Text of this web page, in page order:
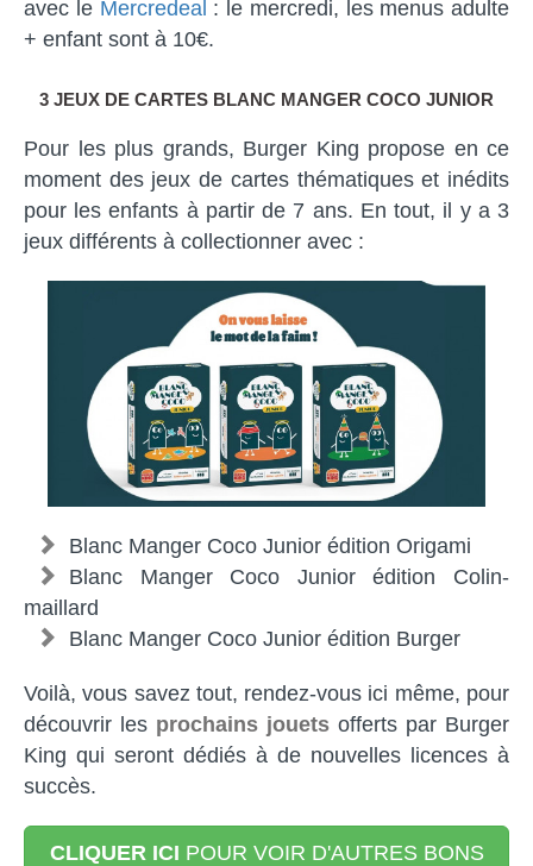
avec le Mercredeal : le mercredi, les menus adulte
+ enfant sont à 10€.
3 JEUX DE CARTES BLANC MANGER COCO JUNIOR
Pour les plus grands, Burger King propose en ce
moment des jeux de cartes thématiques et inédits
pour les enfants à partir de 7 ans. En tout, il y a 3
jeux différents à collectionner avec :
Blanc Manger Coco Junior édition Origami
Blanc Manger Coco Junior édition Colin-
maillard
Blanc Manger Coco Junior édition Burger
Voilà, vous savez tout, rendez-vous ici même, pour
découvrir les prochains jouets offerts par Burger
King qui seront dédiés à de nouvelles licences à
succès.
CLIQUER ICI POUR VOIR D'AUTRES BONS